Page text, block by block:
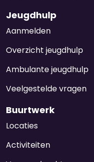
Jeugdhulp
Aanmelden
Overzicht jeugdhulp
Ambulante jeugdhulp
Veelgestelde vragen
Buurtwerk
Locaties
Activiteiten